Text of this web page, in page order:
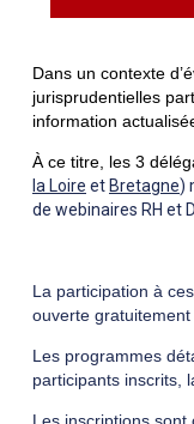
Dans un contexte
jurisprudentielles
information
À ce titre, les 3
la Loire etBretagne)
de webinaires RH et
La participation à
ouverte gratuitement
Les programmes
participants inscrits,
Les inscriptions sont